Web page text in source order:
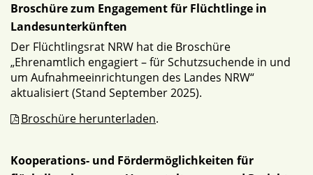
Broschüre zum Engagement für Flüchtlinge in
Landesunterkünften
Der Flüchtlingsrat NRW hat die Broschüre
„Ehrenamtlich engagiert – für Schutzsuchende in und
um Aufnahmeeinrichtungen des Landes NRW“
aktualisiert (Stand September 2025).
Broschüre herunterladen.
Kooperations- und Fördermöglichkeiten für